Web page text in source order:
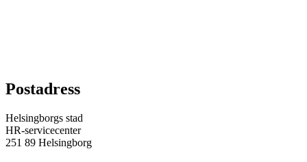
Postadress
Helsingborgs stad
HR-servicecenter
251 89 Helsingborg